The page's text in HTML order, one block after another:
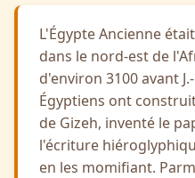
L'Égypte Ancienne
dans le nord-est de
d'environ 3100 avant
Égyptiens ont
de Gizeh, inventé le
l'écriture
en les momifiant.